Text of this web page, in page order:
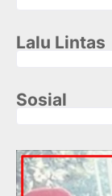
Lalu Lintas
Sosial